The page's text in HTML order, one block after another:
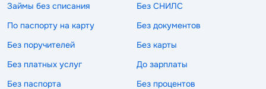
Займы без списания
Без СНИЛС
По паспорту на карту
Без документов
Без поручителей
Без карты
Без платных услуг
До зарплаты
Без паспорта
Без процентов